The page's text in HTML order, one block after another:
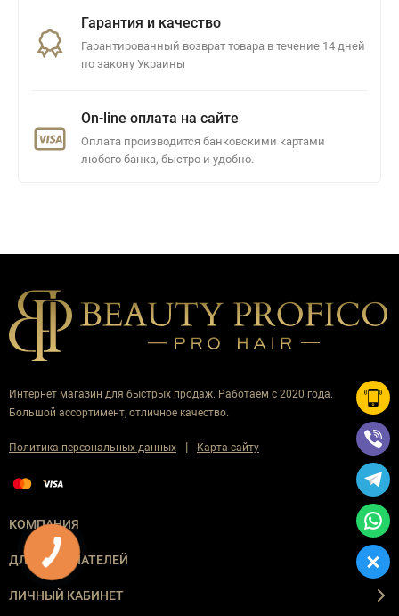
Гарантия и качество
Гарантированный возврат товара в течение 14 дней
по закону Украины
On-line оплата на сайте
Оплата производится банковскими картами
любого банка, быстро и удобно.
Интернет магазин для быстрых продаж. Работаем с 2020 года.
Большой ассортимент, отличное качество.
Политика персональных данных | Карта сайту
КОМПАНИЯ
ДЛЯ ПОКУПАТЕЛЕЙ
ЛИЧНЫЙ КАБИНЕТ